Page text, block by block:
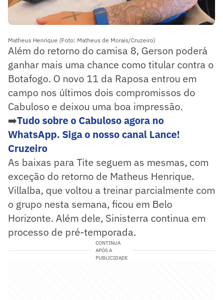
Matheus Henrique (Foto: Matheus de Morais/Cruzeiro)
Além do retorno do camisa 8, Gerson poderá
ganhar mais uma chance como titular contra o
Botafogo. O novo 11 da Raposa entrou em
campo nos últimos dois compromissos do
Cabuloso e deixou uma boa impressão.
➡️Tudo sobre o Cabuloso agora no
WhatsApp. Siga o nosso canal Lance!
Cruzeiro
As baixas para Tite seguem as mesmas, com
exceção do retorno de Matheus Henrique.
Villalba, que voltou a treinar parcialmente com
o grupo nesta semana, ficou em Belo
Horizonte. Além dele, Sinisterra continua em
processo de pré-temporada.
CONTINUA
APÓS A
PUBLICIDADE